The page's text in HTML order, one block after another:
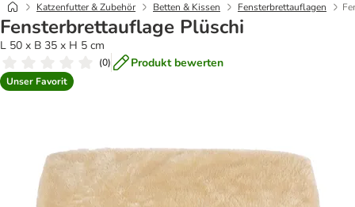
Katzenfutter & Zubehör Betten & Kissen Fensterbrettauflagen
Fensterbrettauflage Plüschi
L 50 x B 35 x H 5 cm
(0) Produkt bewerten
Unser Favorit